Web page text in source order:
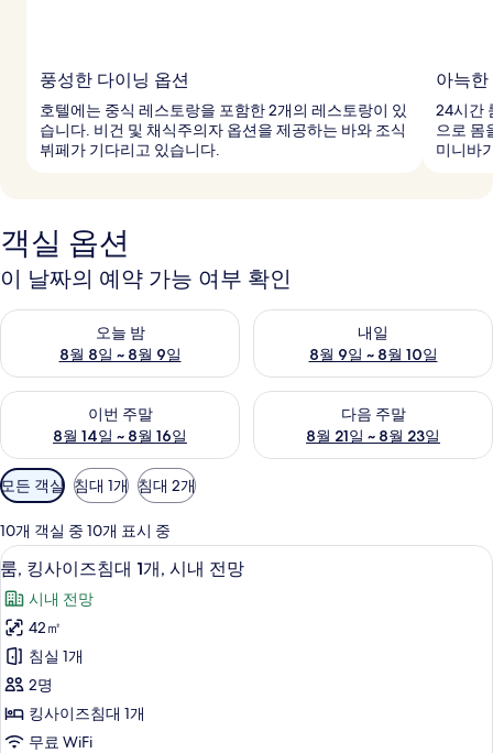
풍성한 다이닝 옵션
호텔에는 중식 레스토랑을 포함한 2개의 레스토랑이 있
습니다. 비건 및 채식주의자 옵션을 제공하는 바와 조식
뷔페가 기다리고 있습니다.
아늑
24시간
으로 몸
미니바
객실 옵션
이 날짜의 예약 가능 여부 확인
오늘 밤
8월 8일 ~ 8월 9일
오늘 밤 예약 가능 여부 확인, 8월 8일 ~ 8월 9일
내일
8월 9일 ~ 8월 10일
내일 예약 가능 여부 확인, 8월
이번 주말
8월 14일 ~ 8월 16일
이번 주말 예약 가능 여부 확인, 8월 14일 ~ 8월 16일
다음 주말
8월 21일 ~ 8월 23일
다음 주말 예약 가능 여부 확인
객
실
에
사
용
가
능
한
필
터
모든 객실 침대 1개 침대 2개
10개 객실 중 10개 표시 중
룸,
킹
사
이
즈
침
대
룸, 킹사이즈침대 1개, 시내 전망 | 미
11
룸, 킹사이즈침대 1개, 시내 전망
시내 전망
42㎡
침실 1개
2명
킹사이즈침대 1개
무료 WiFi